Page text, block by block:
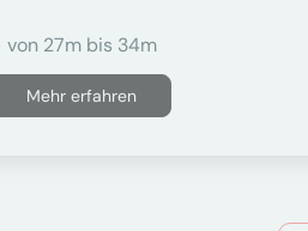
von 27m bis 34m
Mehr erfahren